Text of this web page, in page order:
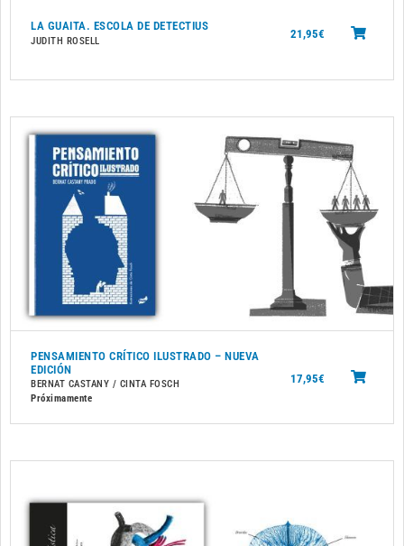
LA GUAITA. ESCOLA DE DETECTIUS
JUDITH ROSELL 21,95€
PENSAMIENTO CRÍTICO ILUSTRADO – NUEVA
EDICIÓN
BERNAT CASTANY / CINTA FOSCH
Próximamente
17,95€